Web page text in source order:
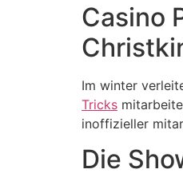
Casino
Im winter
Tricks
inoffizieller
Die